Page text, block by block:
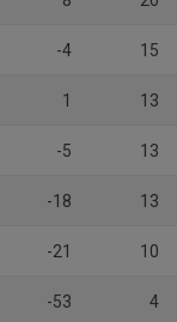
-4 15
1 13
-5 13
-18 13
-21 10
-53 4